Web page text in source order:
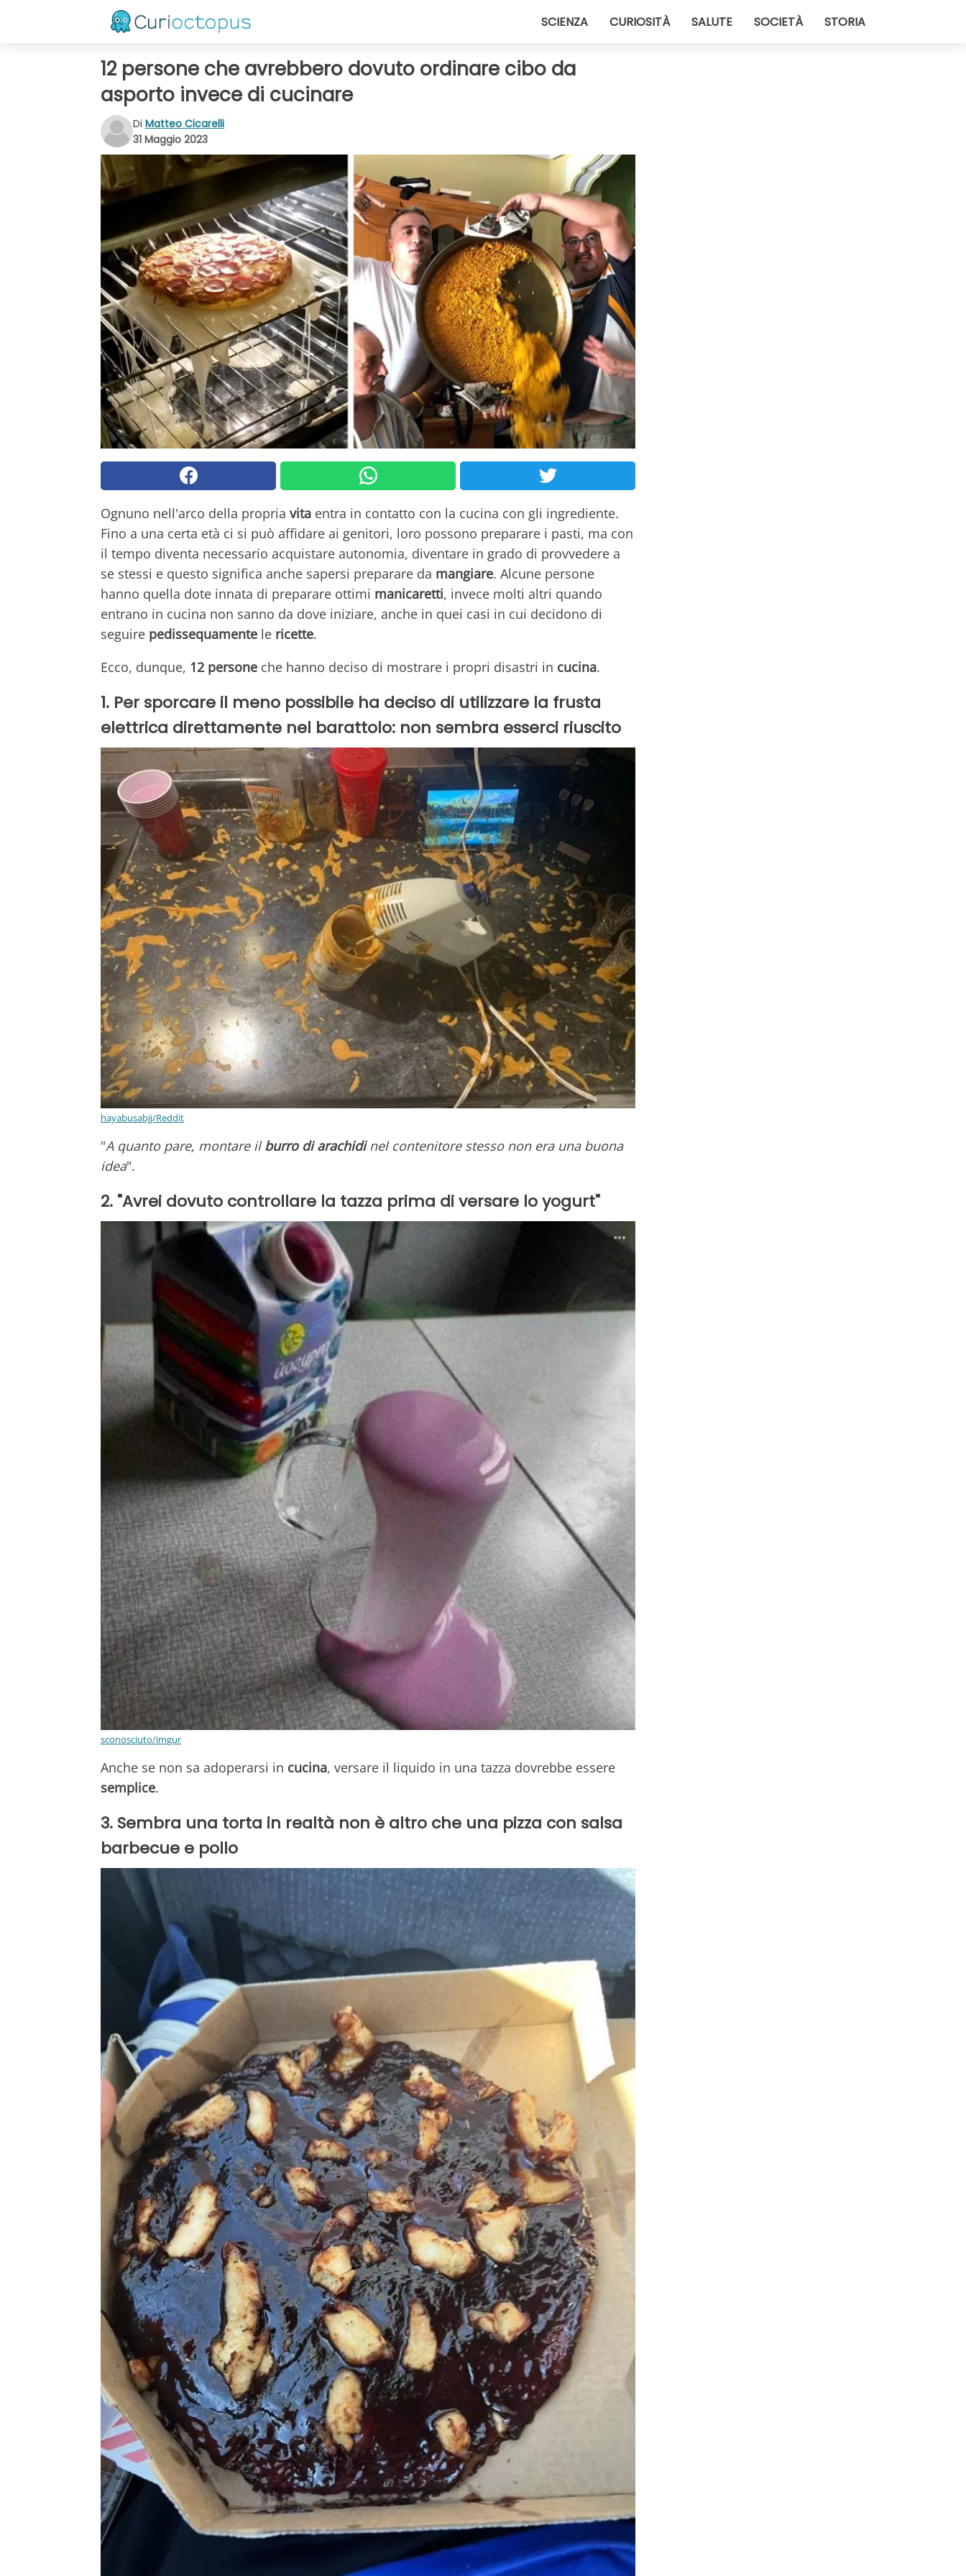
SCIENZA CURIOSITÀ SALUTE SOCIETÀ STORIA
12 persone che avrebbero dovuto ordinare cibo da
asporto invece di cucinare
Di Matteo Cicarelli
31 Maggio 2023
Ognuno nell'arco della propria vita entra in contatto con la cucina con gli ingrediente.
Fino a una certa età ci si può affidare ai genitori, loro possono preparare i pasti, ma con
il tempo diventa necessario acquistare autonomia, diventare in grado di provvedere a
se stessi e questo significa anche sapersi preparare da mangiare. Alcune persone
hanno quella dote innata di preparare ottimi manicaretti, invece molti altri quando
entrano in cucina non sanno da dove iniziare, anche in quei casi in cui decidono di
seguire pedissequamente le ricette.
Ecco, dunque, 12 persone che hanno deciso di mostrare i propri disastri in cucina.
1. Per sporcare il meno possibile ha deciso di utilizzare la frusta
elettrica direttamente nel barattolo: non sembra esserci riuscito
hayabusabjj/Reddit
"A quanto pare, montare ilburro di arachidinel contenitore stesso non era una buona
idea".
2. "Avrei dovuto controllare la tazza prima di versare lo yogurt"
sconosciuto/imgur
Anche se non sa adoperarsi in cucina, versare il liquido in una tazza dovrebbe essere
semplice.
3. Sembra una torta in realtà non è altro che una pizza con salsa
barbecue e pollo